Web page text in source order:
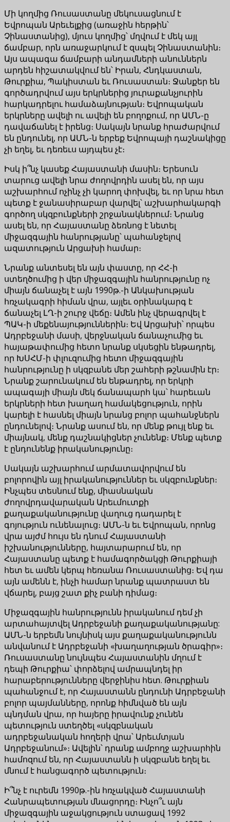
Մի կողմից Ռուսաստանը մեկուսացնում է
Եվրոպան Արեւելքից (առաջին հերթին՝
Չինաստանից), մյուս կողմից՝ մղվում է մեկ այլ
ճամբար, որն առաջարկում է զսպել Չինաստանին։
Այս ապագա ճամբարի անդամների անուններն
արդեն հիշատակվում են՝ Իրան, Հնդկաստան,
Թուրքիա, Պակիստան եւ Ռուսաստան։ Ջանքեր են
գործադրվում այս երկրներից յուրաքանչյուրին
հարկադրելու համաձայնության։ Եվրոպական
երկրները ավելի ու ավելի են բողոքում, որ ԱՄՆ-ը
դավաճանել է իրենց։ Սակայն նրանք հրաժարվում
են ընդունել, որ ԱՄՆ-ն երբեք Եվրոպայի դաշնակիցը
չի եղել, եւ դեռեւս այդպես չէ։
Իսկ ի՞նչ կասեք Հայաստանի մասին։ Երեսուն
տարուց ավելի նրա ժողովրդին ասել են, որ այս
աշխարհում ոչինչ չի կարող փոխվել, եւ որ նրա հետ
պետք է ջանասիրաբար վարվել՝ աշխարհակարգի
գործող սկզբունքների շրջանակներում։ Նրանց
ասել են, որ Հայաստանը ձեռնոց է նետել
միջազգային հանրությանը՝ պահանջելով
ազատություն Արցախի համար։
Նրանք անտեսել են այն փաստը, որ ՀՀ-ի
ստեղծումից ի վեր միջազգային հանրությունը ոչ
միայն ճանաչել է այն 1990թ.-ի Անկախության
հռչակագրի հիման վրա, այլեւ օրինակարգ է
ճանաչել ԼՂ-ի շուրջ վեճը։ Ամեն ինչ վերագրվել է
ՊԱԿ-ի մեքենայություններին։ Եվ Արցախի՝ որպես
Ադրբեջանի մասի, վերջնական ճանաչումից եւ
հայաթափումից հետո նրանք սկսեցին ենթադրել,
որ ԽՍՀՄ-ի փլուզումից հետո միջազգային
հանրությունը ի սկզբանե մեր շահերի թշնամին էր։
Նրանք շարունակում են ենթադրել, որ երկրի
ապագայի միայն մեկ ճանապարհ կա՝ հարեւան
երկրների հետ խաղաղ համակեցություն, որին
կարելի է հասնել միայն նրանց բոլոր պահանջներն
ընդունելով։ Նրանք ասում են, որ մենք թույլ ենք եւ
միայնակ, մենք դաշնակիցներ չունենք։ Մենք պետք
է ընդունենք իրականությունը։
Սակայն աշխարհում արմատավորվում են
բոլորովին այլ իրականություններ եւ սկզբունքներ։
Ինչպես տեսնում ենք, միասնական
ժողովրդավարական Արեւմուտքի
քաղաքականությունը վաղուց դադարել է
գոյություն ունենալուց։ ԱՄՆ-ն եւ Եվրոպան, որոնց
վրա այժմ հույս են դնում Հայաստանի
իշխանությունները, հայտարարում են, որ
Հայաստանը պետք է համագործակցի Թուրքիայի
հետ եւ ամեն կերպ հեռանա Ռուսաստանից։ Եվ դա
այն ամենն է, ինչի համար նրանք պատրաստ են
վճարել, բայց շատ քիչ բանի դիմաց։
Միջազգային հանրությունն իրականում դեմ չի
արտահայտվել Ադրբեջանի քաղաքականությանը:
ԱՄՆ-ն երբեմն նույնիսկ այս քաղաքականությունն
անվանում է Ադրբեջանի «խաղաղության ծրագիր»։
Ռուսաստանը նույնպես Հայաստանին մղում է
դեպի Թուրքիա՝ փորձելով ամրապնդել իր
հարաբերությունները վերջինիս հետ. Թուրքիան
պահանջում է, որ Հայաստանն ընդունի Ադրբեջանի
բոլոր պայմանները, որոնք հիմնված են այն
պնդման վրա, որ հայերը իրավունք չունեն
պետություն ստեղծել «սկզբնական
ադրբեջանական հողերի վրա՝ Արեւմտյան
Ադրբեջանում»։ Ավելին՝ դրանք ամբողջ աշխարհին
համոզում են, որ Հայաստանն ի սկզբանե եղել եւ
մնում է հանցագործ պետություն։
Ի՞նչ է ուրեմն 1990թ.-ին հռչակված Հայաստանի
Հանրապետության մնացորդը։ Ինչո՞ւ այն
միջազգային աջակցություն ստացավ 1992